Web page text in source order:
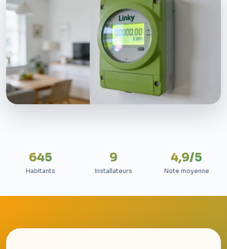
645
Habitants
9
Installateurs
4,9/5
Note moyenne